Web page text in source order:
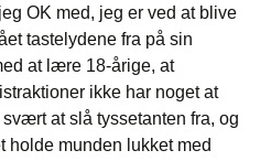
OK med, jeg er ved at blive
tastelydene fra på sin
at lære 18-årige, at
ikke har noget at
at slå tyssetanten fra, og
holde munden lukket med